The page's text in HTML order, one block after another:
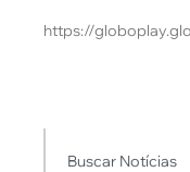
https://